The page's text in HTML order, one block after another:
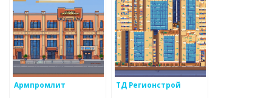
Армпромлит ТД Регионстрой